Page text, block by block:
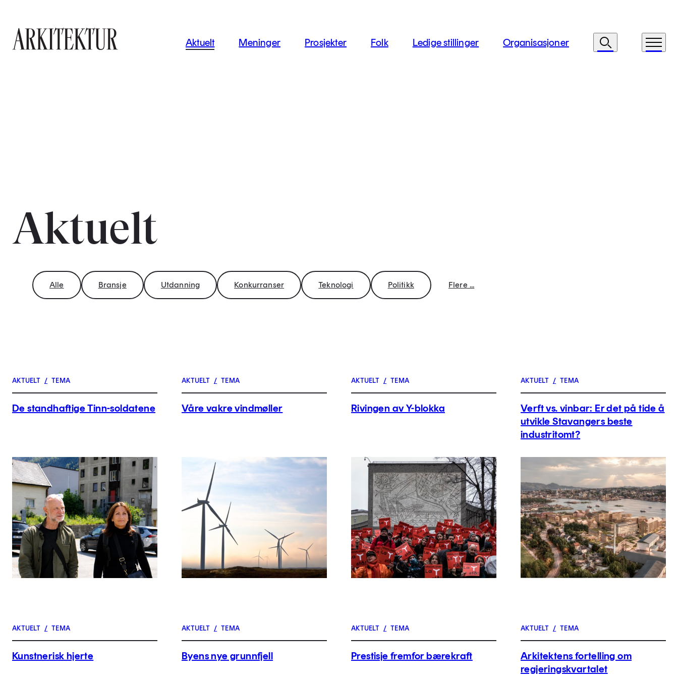
Aktuelt Meninger Prosjekter Folk Ledige stillinger Organisasjoner Søk Meny
Aktuelt
Alle Bransje Utdanning Konkurranser Teknologi Politikk Flere ...
AKTUELT / TEMA
De standhaftige Tinn-soldatene
AKTUELT / TEMA
Våre vakre vindmøller
AKTUELT / TEMA
Rivingen av Y-blokka
AKTUELT / TEMA
Verft vs. vinbar: Er det på tide å
utvikle Stavangers beste
industritomt?
AKTUELT / TEMA
Kunstnerisk hjerte
AKTUELT / TEMA
Byens nye grunnfjell
AKTUELT / TEMA
Prestisje fremfor bærekraft
AKTUELT / TEMA
Arkitektens fortelling om
regjeringskvartalet